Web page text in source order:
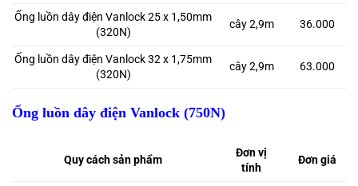
Ống luồn dây điện Vanlock 25 x 1,50mm
(320N)
cây 2,9m 36.000
Ống luồn dây điện Vanlock 32 x 1,75mm
(320N)
cây 2,9m 63.000
Ống luồn dây điện Vanlock (750N)
Quy cách sản phẩm
Đơn vị
tính
Đơn giá